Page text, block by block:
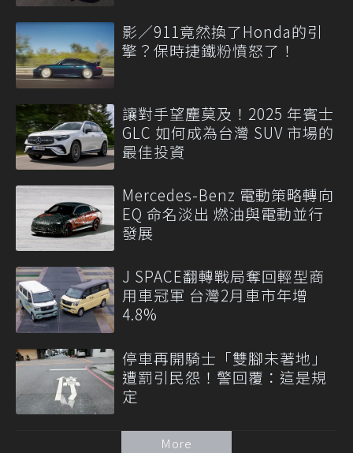
影／911竟然換了Honda的引
擎？保時捷鐵粉憤怒了！
讓對手望塵莫及！2025 年賓士
GLC 如何成為台灣 SUV 市場的
最佳投資
Mercedes-Benz 電動策略轉向
EQ 命名淡出 燃油與電動並行
發展
J SPACE翻轉戰局奪回輕型商
用車冠軍 台灣2月車市年增
4.8%
停車再開騎士「雙腳未著地」
遭罰引民怨！警回覆：這是規
定
More